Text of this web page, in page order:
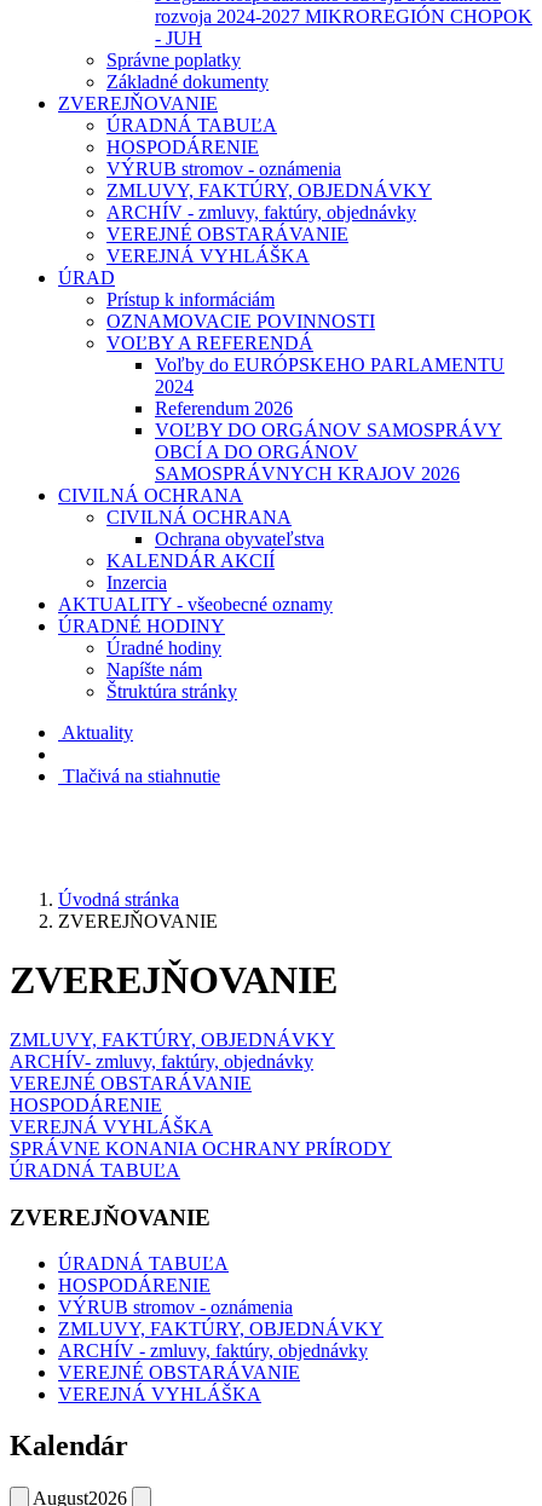
rozvoja 2024-2027 MIKROREGIÓN CHOPOK
- JUH
Správne poplatky
Základné dokumenty
ZVEREJŇOVANIE
ÚRADNÁ TABUĽA
HOSPODÁRENIE
VÝRUB stromov - oznámenia
ZMLUVY, FAKTÚRY, OBJEDNÁVKY
ARCHÍV - zmluvy, faktúry, objednávky
VEREJNÉ OBSTARÁVANIE
VEREJNÁ VYHLÁŠKA
ÚRAD
Prístup k informáciám
OZNAMOVACIE POVINNOSTI
VOĽBY A REFERENDÁ
Voľby do EURÓPSKEHO PARLAMENTU
2024
Referendum 2026
VOĽBY DO ORGÁNOV SAMOSPRÁVY
OBCÍ A DO ORGÁNOV
SAMOSPRÁVNYCH KRAJOV 2026
CIVILNÁ OCHRANA
CIVILNÁ OCHRANA
Ochrana obyvateľstva
KALENDÁR AKCIÍ
Inzercia
AKTUALITY - všeobecné oznamy
ÚRADNÉ HODINY
Úradné hodiny
Napíšte nám
Štruktúra stránky
Aktuality
Tlačivá na stiahnutie
Úvodná stránka
ZVEREJŇOVANIE
ZVEREJŇOVANIE
ZMLUVY, FAKTÚRY, OBJEDNÁVKY
ARCHÍV- zmluvy, faktúry, objednávky
VEREJNÉ OBSTARÁVANIE
HOSPODÁRENIE
VEREJNÁ VYHLÁŠKA
SPRÁVNE KONANIA OCHRANY PRÍRODY
ÚRADNÁ TABUĽA
ZVEREJŇOVANIE
ÚRADNÁ TABUĽA
HOSPODÁRENIE
VÝRUB stromov - oznámenia
ZMLUVY, FAKTÚRY, OBJEDNÁVKY
ARCHÍV - zmluvy, faktúry, objednávky
VEREJNÉ OBSTARÁVANIE
VEREJNÁ VYHLÁŠKA
Kalendár
August2026